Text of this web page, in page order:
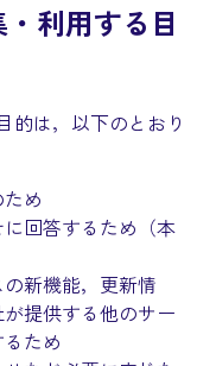
利用する目
的は，以下のとおり
め
回答するため（本
新機能，更新情
提供する他のサー
ため